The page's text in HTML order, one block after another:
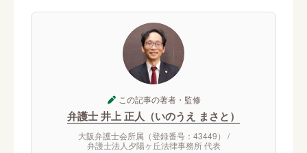
この記事の著者・監修
弁護士 井上 正人（いのうえ まさと）
大阪弁護士会所属（登録番号：43449） /
弁護士法人夕陽ヶ丘法律事務所 代表